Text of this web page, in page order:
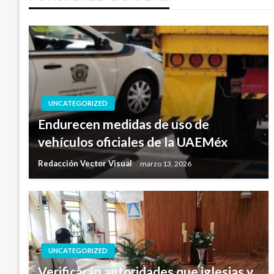
entradas
UNCATEGORIZED
Endurecen medidas de uso de
vehículos oficiales de la UAEMéx
Redacción Vector Visual marzo 13, 2026
UNCATEGORIZED